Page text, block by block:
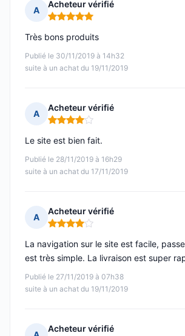
A
Acheteur vérifié
Note : 5 sur 5
Publié le 30/11/2019 à 14h32
suite à un achat du 19/11/2019
Très bons produits
A
Acheteur vérifié
Note : 4 sur 5
Publié le 28/11/2019 à 16h29
suite à un achat du 17/11/2019
Le site est bien fait.
A
Acheteur vérifié
Note : 4 sur 5
Publié le 27/11/2019 à 07h38
suite à un achat du 19/11/2019
La navigation sur le site est facile,
est très simple. La livraison est super
Acheteur vérifié